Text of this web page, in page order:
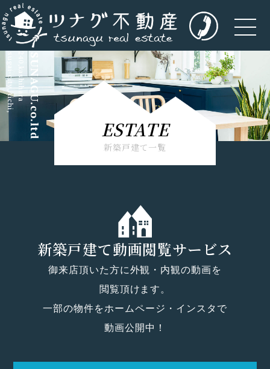
TSUNAGU.co.ltd
5-240,kashihara
kasugai-city,Aichi,
ESTATE
新築戸建て一覧
新築戸建て動画閲覧サービス
御来店頂いた方に外観・内観の動画を
閲覧頂けます。
一部の物件をホームページ・インスタで
動画公開中！